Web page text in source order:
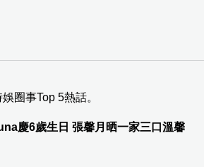
圈事Top 5熱話。
慶6歲生日 張馨月晒一家三口溫馨